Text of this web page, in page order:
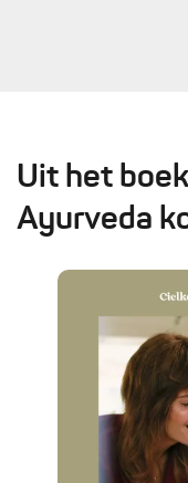
Uit het
Ayurveda